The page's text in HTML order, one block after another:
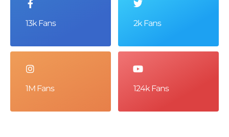
13k Fans 2k Fans
1M Fans 124k Fans